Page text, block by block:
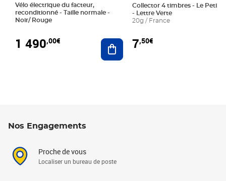
Vélo électrique du facteur,
reconditionné - Taille normale -
Noir/ Rouge
1 490,00€ Ajouter au panier
Collector 4 timbres - Le Petit
- Lettre Verte
20g / France
7,50€
Nos Engagements
Proche de vous
Localiser un bureau de poste